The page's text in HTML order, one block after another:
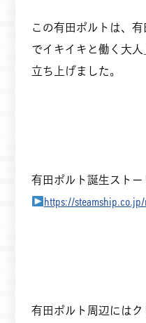
この有田ポルトは、
でイキイキと働く大
立ち上げました。
有田ポルト誕生スト
https://
有田ポルト周辺には